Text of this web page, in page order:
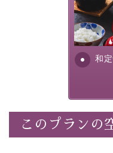
・宿泊料金10%OFF
・朝夕個室料亭で個室
・諏訪大社4社を巡る
・就寝用パジャマをご
・環境に配慮したアメ
・館内フリーWi-Fi
和
さっぱ
れる食
ふんだ
安全を
このプランの